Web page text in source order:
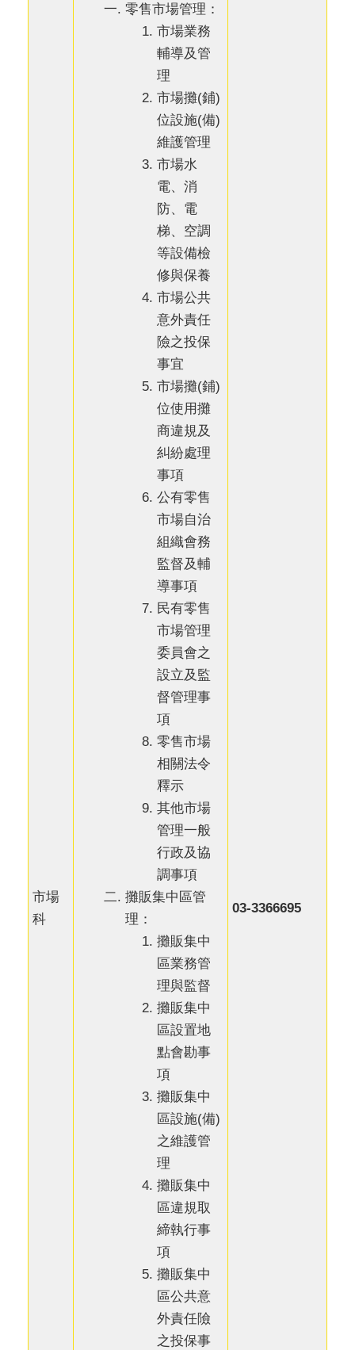
市場
科
零售市場管理：
市場業務
輔導及管
理
市場攤(鋪)
位設施(備)
維護管理
市場水
電、消
防、電
梯、空調
等設備檢
修與保養
市場公共
意外責任
險之投保
事宜
市場攤(鋪)
位使用攤
商違規及
糾紛處理
事項
公有零售
市場自治
組織會務
監督及輔
導事項
民有零售
市場管理
委員會之
設立及監
督管理事
項
零售市場
相關法令
釋示
其他市場
管理一般
行政及協
調事項
攤販集中區管
理：
攤販集中
區業務管
理與監督
攤販集中
區設置地
點會勘事
項
攤販集中
區設施(備)
之維護管
理
攤販集中
區違規取
締執行事
項
攤販集中
區公共意
外責任險
之投保事
03-3366695